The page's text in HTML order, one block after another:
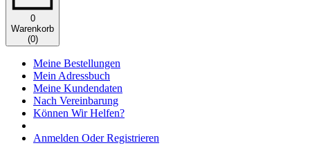
0
Warenkorb
(0)
Meine Bestellungen
Mein Adressbuch
Meine Kundendaten
Nach Vereinbarung
Können Wir Helfen?
Anmelden Oder Registrieren